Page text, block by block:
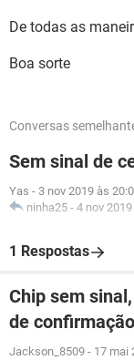
De todas as
Boa sorte
Conversas
Sem sinal de
Yas - 3 nov 2019 às
ninha25 - 4 nov
1 Respostas
Chip sem
de confirmação
Jackson_8509 - 17 mai